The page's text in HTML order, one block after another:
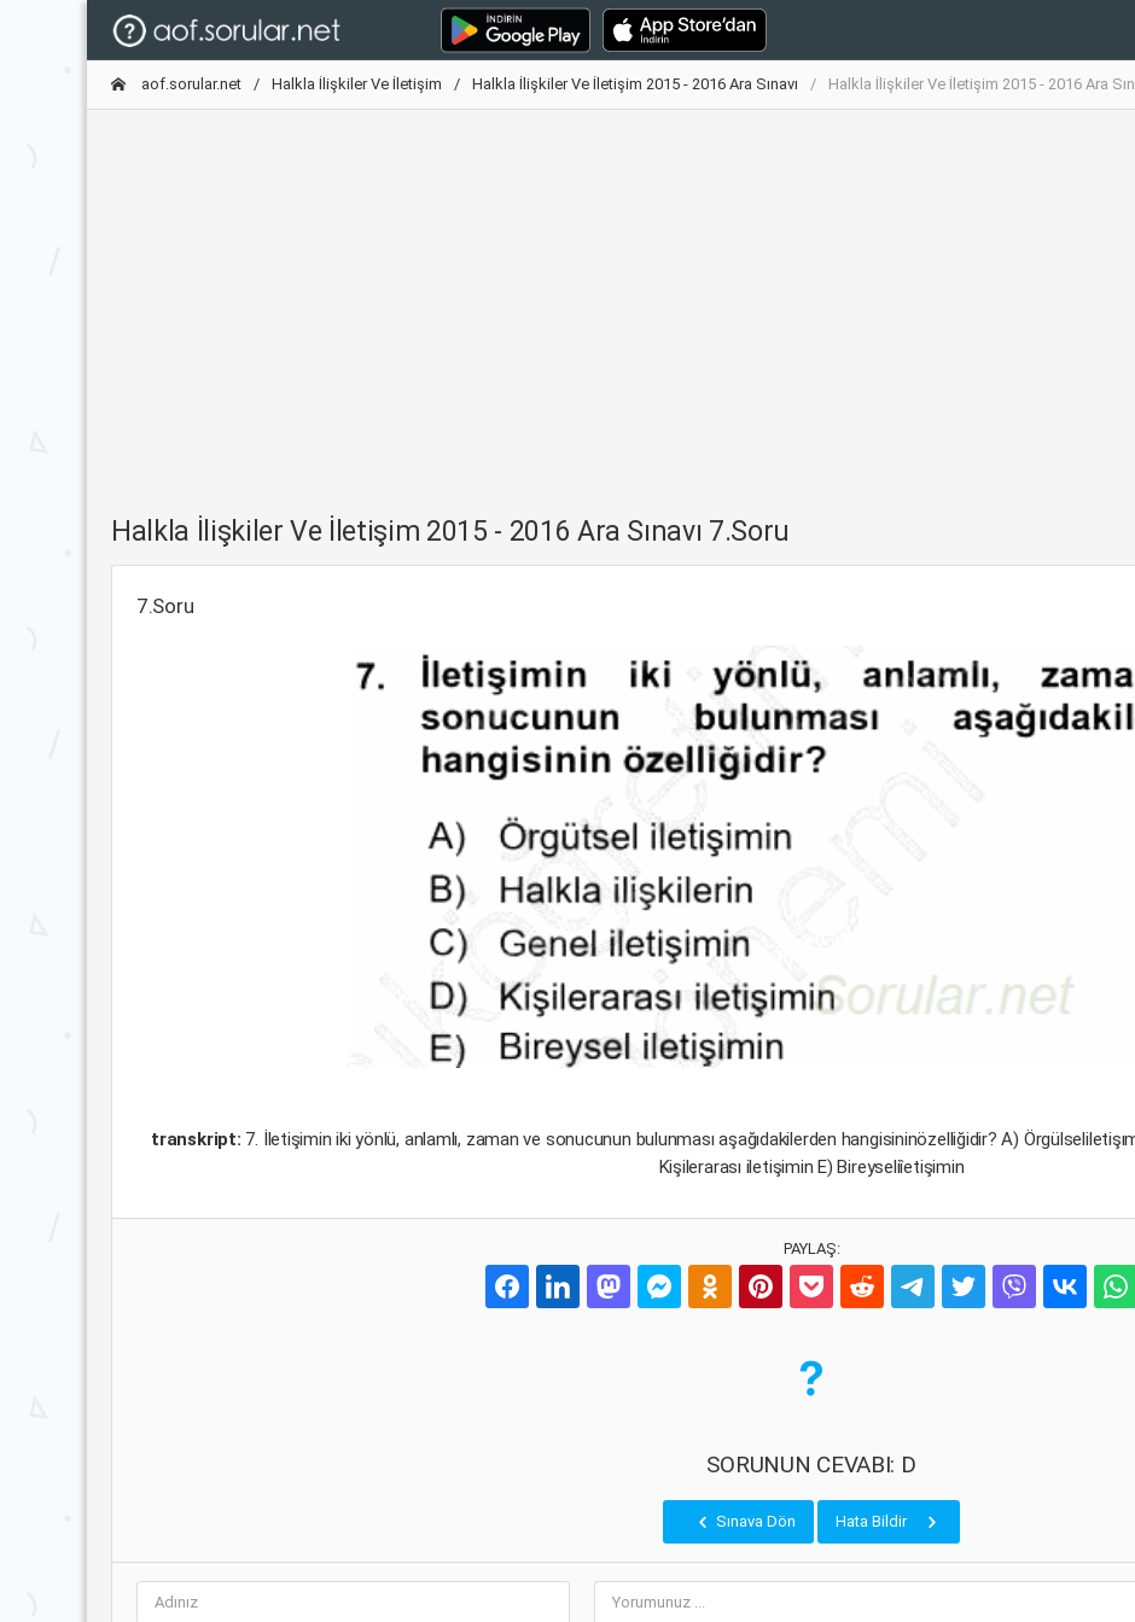
aof.sorular.net Halkla İlişkiler Ve İletişim Halkla İlişkiler Ve İletişim 2015 - 2016 Ara Sınavı Halkla İlişkiler Ve İletişim 2015 - 2016 Ara
Halkla İlişkiler Ve İletişim 2015 - 2016 Ara Sınavı 7.Soru
7.Soru
transkript: 7. İletişimin iki yönlü, anlamlı, zaman ve sonucunun bulunması aşağıdakilerden hangisininözelliğidir? A)
Kişilerarası iletişimin E) Bireyseliîetişimin
PAYLAŞ:
SORUNUN CEVABI: D
Sınava Dön Hata Bildir